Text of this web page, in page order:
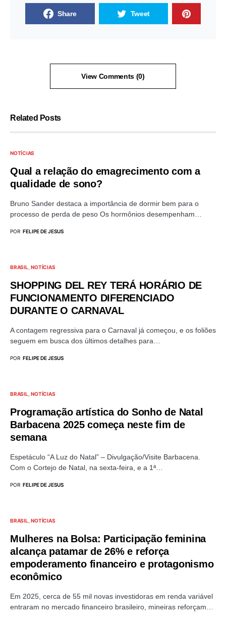
Share Tweet
View Comments (0)
Related Posts
NOTÍCIAS
Qual a relação do emagrecimento com a
qualidade de sono?
Bruno Sander destaca a importância de dormir bem para o
processo de perda de peso Os hormônios desempenham…
POR FELIPE DE JESUS
BRASIL NOTÍCIAS
SHOPPING DEL REY TERÁ HORÁRIO DE
FUNCIONAMENTO DIFERENCIADO
DURANTE O CARNAVAL
A contagem regressiva para o Carnaval já começou, e os foliões
seguem em busca dos últimos detalhes para…
POR FELIPE DE JESUS
BRASIL NOTÍCIAS
Programação artística do Sonho de Natal
Barbacena 2025 começa neste fim de
semana
Espetáculo “A Luz do Natal” – Divulgação/Visite Barbacena.
Com o Cortejo de Natal, na sexta-feira, e a 1ª…
POR FELIPE DE JESUS
BRASIL NOTÍCIAS
Mulheres na Bolsa: Participação feminina
alcança patamar de 26% e reforça
empoderamento financeiro e protagonismo
econômico
Em 2025, cerca de 55 mil novas investidoras em renda variável
entraram no mercado financeiro brasileiro, mineiras reforçam…